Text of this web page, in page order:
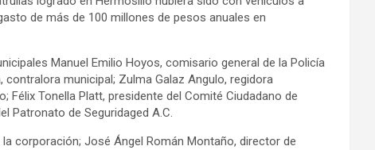
de más de 100 millones de pesos anuales en
Manuel Emilio Hoyos, comisario general de la Policía
municipal; Zulma Galaz Angulo, regidora
Félix Tonella Platt, presidente del Comité Ciudadano de
Patronato de Seguridaged A.C.
corporación; José Ángel Román Montaño, director de